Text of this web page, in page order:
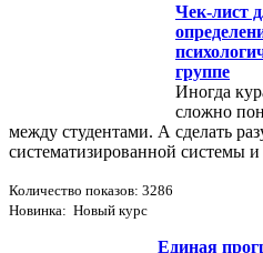
Чек-лист
группе
Иногда
сложно
между студентами. А сделать
систематизированной системы
Количество показов: 3286
Новинка: Новый курс
Единая